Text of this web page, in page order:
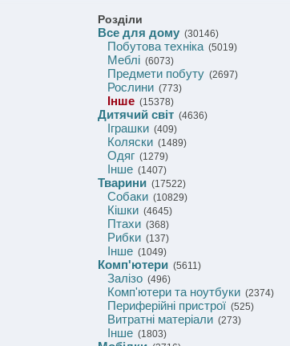
Розділи
Все для дому (30146)
Побутова техніка(5019)
Меблі (6073)
Предмети побуту (2697)
Рослини (773)
Інше (15378)
Дитячий світ (4636)
Іграшки (409)
Коляски (1489)
Одяг (1279)
Інше (1407)
Тварини (17522)
Собаки (10829)
Кішки (4645)
Птахи (368)
Рибки (137)
Інше (1049)
Комп'ютери (5611)
Залізо (496)
Комп'ютери та ноутбуки (2374)
Периферійні пристрої (525)
Витратні матеріали (273)
Інше (1803)